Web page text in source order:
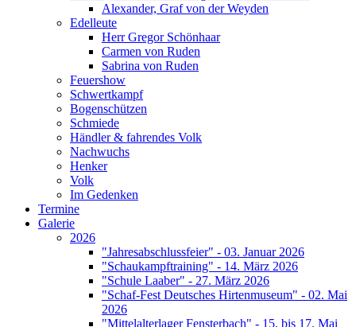
Alexander, Graf von der Weyden
Edelleute
Herr Gregor Schönhaar
Carmen von Ruden
Sabrina von Ruden
Feuershow
Schwertkampf
Bogenschützen
Schmiede
Händler & fahrendes Volk
Nachwuchs
Henker
Volk
Im Gedenken
Termine
Galerie
2026
"Jahresabschlussfeier" - 03. Januar 2026
"Schaukampftraining" - 14. März 2026
"Schule Laaber" - 27. März 2026
"Schaf-Fest Deutsches Hirtenmuseum" - 02. Mai
2026
"Mittelalterlager Fensterbach" - 15. bis 17. Mai